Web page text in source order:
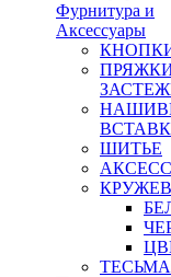
Фурнитура и
Аксессуары
ШИТЬЕ
ТЕСЬМА